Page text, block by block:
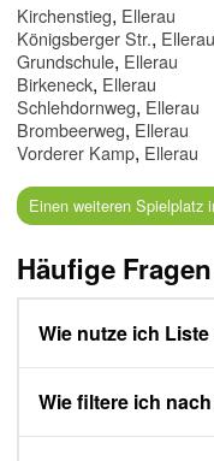
Kirchenstieg, Ellerau
Königsberger Str., Ellerau
Grundschule, Ellerau
Birkeneck, Ellerau
Schlehdornweg, Ellerau
Brombeerweg, Ellerau
Vorderer Kamp, Ellerau
Einen weiteren Spielplatz
Häufige
Wie nutze ich
Wie filtere ich